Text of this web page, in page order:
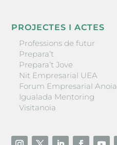
PROJECTES I ACTES
Professions de futur
Prepara’t
Prepara’t Jove
Nit Empresarial UEA
Forum Empresarial Anoia
Igualada Mentoring
Visitanoia